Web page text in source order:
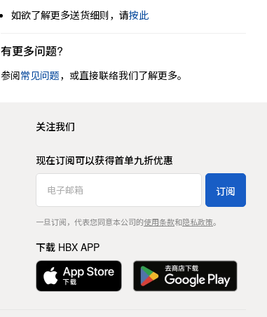
如欲了解更多送货细则，请按此
有更多问题?
参阅常见问题，或直接联络我们了解更多。
关注我们
现在订阅可以获得首单九折优惠
订阅
一旦订阅，代表您同意本公司的使用条款和隐私政策。
下载 HBX APP